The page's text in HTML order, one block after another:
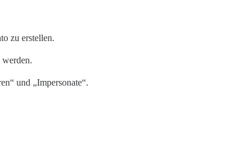
zu erstellen.
und „Impersonate“.